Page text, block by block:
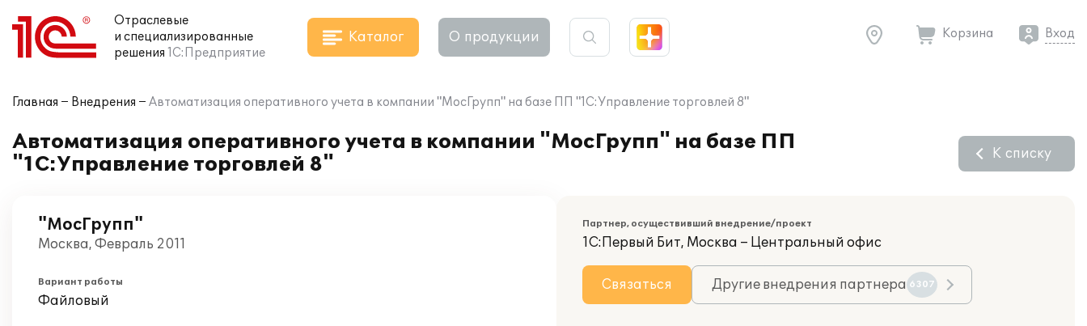
Отраслевые
и специализированные
решения 1С:Предприятие
Каталог О продукции Корзина Вход
Главная Внедрения Автоматизация оперативного учета в компании "МосГрупп" на базе ПП "1С:Управление торговлей 8"
Автоматизация оперативного учета в компании "МосГрупп" на базе ПП
"1С:Управление торговлей 8"
К списку
"МосГрупп"
Москва, Февраль 2011
Вариант работы
Файловый
Партнер, осуществивший внедрение/проект
1С:Первый Бит, Москва – Центральный офис
Связаться Другие внедрения партнера 6307